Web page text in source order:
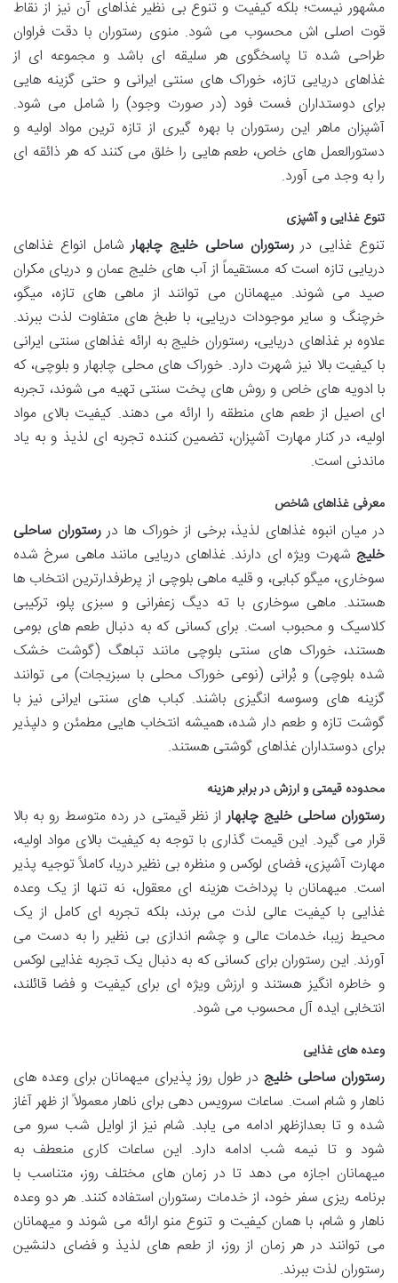
مشهور نیست؛ بلکه کیفیت و تنوع بی نظیر غذاهای آن نیز از نقاط
قوت اصلی اش محسوب می شود. منوی رستوران با دقت فراوان
طراحی شده تا پاسخگوی هر سلیقه ای باشد و مجموعه ای از
غذاهای دریایی تازه، خوراک های سنتی ایرانی و حتی گزینه هایی
برای دوستداران فست فود (در صورت وجود) را شامل می شود.
آشپزان ماهر این رستوران با بهره گیری از تازه ترین مواد اولیه و
دستورالعمل های خاص، طعم هایی را خلق می کنند که هر ذائقه ای
را به وجد می آورد.
تنوع غذایی و آشپزی
تنوع غذایی دررستوران ساحلی خلیج چابهارشامل انواع غذاهای
دریایی تازه است که مستقیماً از آب های خلیج عمان و دریای مکران
صید می شوند. میهمانان می توانند از ماهی های تازه، میگو،
خرچنگ و سایر موجودات دریایی، با طبخ های متفاوت لذت ببرند.
علاوه بر غذاهای دریایی، رستوران خلیج به ارائه غذاهای سنتی ایرانی
با کیفیت بالا نیز شهرت دارد. خوراک های محلی چابهار و بلوچی، که
با ادویه های خاص و روش های پخت سنتی تهیه می شوند، تجربه
ای اصیل از طعم های منطقه را ارائه می دهند. کیفیت بالای مواد
اولیه، در کنار مهارت آشپزان، تضمین کننده تجربه ای لذیذ و به یاد
ماندنی است.
معرفی غذاهای شاخص
در میان انبوه غذاهای لذیذ، برخی از خوراک ها دررستوران ساحلی
خلیج شهرت ویژه ای دارند. غذاهای دریایی مانند ماهی سرخ شده
سوخاری، میگو کبابی، و قلیه ماهی بلوچی از پرطرفدارترین انتخاب ها
هستند. ماهی سوخاری با ته دیگ زعفرانی و سبزی پلو، ترکیبی
کلاسیک و محبوب است. برای کسانی که به دنبال طعم های بومی
هستند، خوراک های سنتی بلوچی مانند تباهگ (گوشت خشک
شده بلوچی) و بُرانی (نوعی خوراک محلی با سبزیجات) می توانند
گزینه های وسوسه انگیزی باشند. کباب های سنتی ایرانی نیز با
گوشت تازه و طعم دار شده، همیشه انتخاب هایی مطمئن و دلپذیر
برای دوستداران غذاهای گوشتی هستند.
محدوده قیمتی و ارزش در برابر هزینه
رستوران ساحلی خلیج چابهاراز نظر قیمتی در رده متوسط رو به بالا
قرار می گیرد. این قیمت گذاری با توجه به کیفیت بالای مواد اولیه،
مهارت آشپزی، فضای لوکس و منظره بی نظیر دریا، کاملاً توجیه پذیر
است. میهمانان با پرداخت هزینه ای معقول، نه تنها از یک وعده
غذایی با کیفیت عالی لذت می برند، بلکه تجربه ای کامل از یک
محیط زیبا، خدمات عالی و چشم اندازی بی نظیر را به دست می
آورند. این رستوران برای کسانی که به دنبال یک تجربه غذایی لوکس
و خاطره انگیز هستند و ارزش ویژه ای برای کیفیت و فضا قائلند،
انتخابی ایده آل محسوب می شود.
وعده های غذایی
رستوران ساحلی خلیج در طول روز پذیرای میهمانان برای وعده های
ناهار و شام است. ساعات سرویس دهی برای ناهار معمولاً از ظهر آغاز
شده و تا بعدازظهر ادامه می یابد. شام نیز از اوایل شب سرو می
شود و تا نیمه شب ادامه دارد. این ساعات کاری منعطف به
میهمانان اجازه می دهد تا در زمان های مختلف روز، متناسب با
برنامه ریزی سفر خود، از خدمات رستوران استفاده کنند. هر دو وعده
ناهار و شام، با همان کیفیت و تنوع منو ارائه می شوند و میهمانان
می توانند در هر زمان از روز، از طعم های لذیذ و فضای دلنشین
رستوران لذت ببرند.